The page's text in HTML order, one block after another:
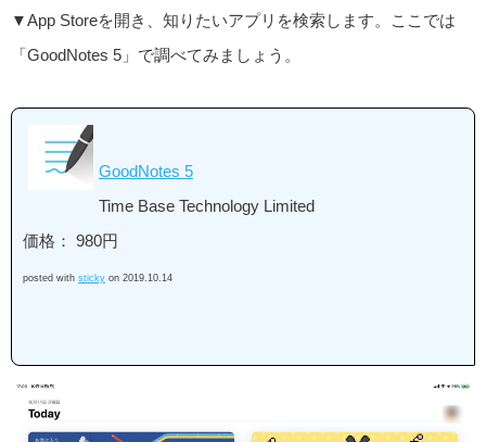
▼App Storeを開き、知りたいアプリを検索します。ここでは
「GoodNotes 5」で調べてみましょう。
GoodNotes 5
Time Base Technology Limited
価格： 980円
posted with sticky on 2019.10.14